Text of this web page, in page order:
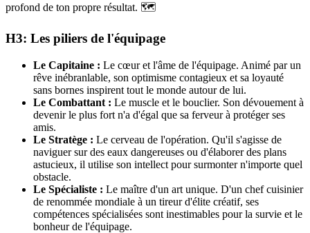
profond de ton propre résultat. 🗺️
H3: Les piliers de l'équipage
Le Capitaine : Le cœur et l'âme de l'équipage. Animé par un
rêve inébranlable, son optimisme contagieux et sa loyauté
sans bornes inspirent tout le monde autour de lui.
Le Combattant : Le muscle et le bouclier. Son dévouement à
devenir le plus fort n'a d'égal que sa ferveur à protéger ses
amis.
Le Stratège : Le cerveau de l'opération. Qu'il s'agisse de
naviguer sur des eaux dangereuses ou d'élaborer des plans
astucieux, il utilise son intellect pour surmonter n'importe quel
obstacle.
Le Spécialiste : Le maître d'un art unique. D'un chef cuisinier
de renommée mondiale à un tireur d'élite créatif, ses
compétences spécialisées sont inestimables pour la survie et le
bonheur de l'équipage.